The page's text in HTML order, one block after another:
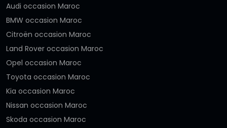
Audi occasion Maroc
BMW occasion Maroc
Citroën occasion Maroc
Land Rover occasion Maroc
Opel occasion Maroc
Toyota occasion Maroc
Kia occasion Maroc
Nissan occasion Maroc
Skoda occasion Maroc